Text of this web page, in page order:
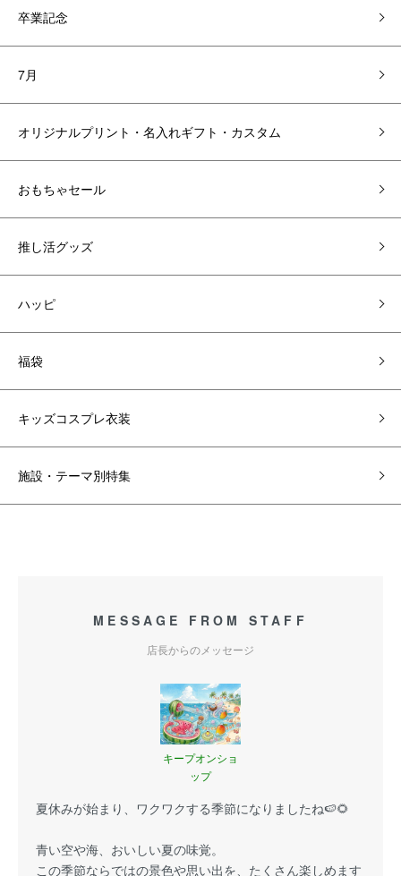
卒業記念
7月
オリジナルプリント・名入れギフト・カスタム
おもちゃセール
推し活グッズ
ハッピ
福袋
キッズコスプレ衣装
施設・テーマ別特集
MESSAGE FROM STAFF
店長からのメッセージ
キープオンショ
ップ
夏休みが始まり、ワクワクする季節になりましたね🍉🌻
青い空や海、おいしい夏の味覚。
この季節ならではの景色や思い出を、たくさん楽しめます